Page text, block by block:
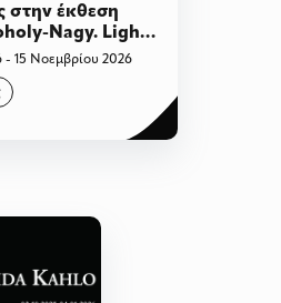
στην έκθεση
Nagy. Light
- 15 Νοεμβρίου 2026